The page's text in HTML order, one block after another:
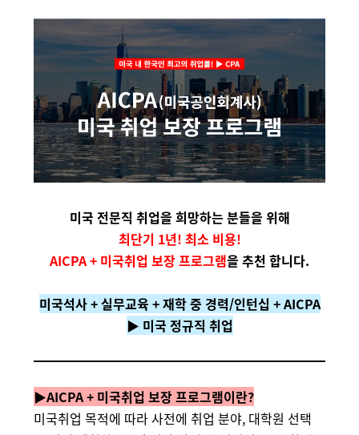
미국 전문직 취업을 희망하는 분들을 위해
최단기 1년! 최소 비용!
AICPA + 미국취업 보장 프로그램을 추천 합니다.
미국석사 + 실무교육 + 재학 중 경력/인턴십 + AICPA
▶ 미국 정규직 취업
▶AICPA + 미국취업 보장 프로그램이란?
미국취업 목적에 따라 사전에 취업 분야, 대학원 선택